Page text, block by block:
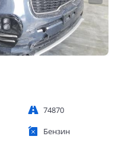
74870
Бензин